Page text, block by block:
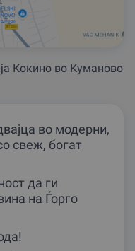
Кокино во Куманово
во модерни,
свеж, богат
да ги
на Ѓорго